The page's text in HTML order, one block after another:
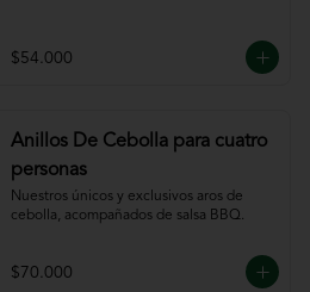
$54.000
Anillos De Cebolla para cuatro
personas
Nuestros únicos y exclusivos aros de
cebolla, acompañados de salsa BBQ.
$70.000